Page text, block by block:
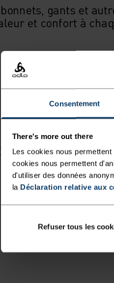
Consentement
There's more out there
Les cookies nous
cookies nous permettent
d'utiliser des données
la Déclaration relative aux
Refuser tous les
gants et
et confort à